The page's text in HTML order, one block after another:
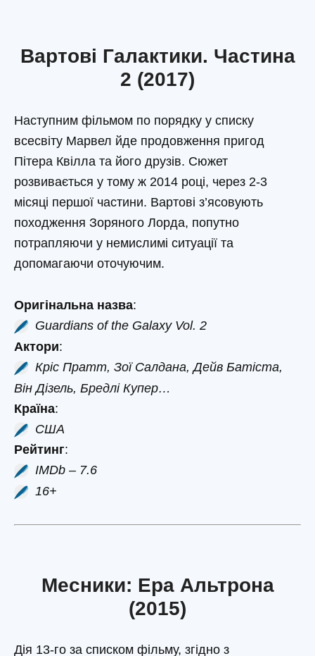
Вартові Галактики. Частина
2 (2017)
Наступним фільмом по порядку у списку
всесвіту Марвел йде продовження пригод
Пітера Квілла та його друзів. Сюжет
розвивається у тому ж 2014 році, через 2-3
місяці першої частини. Вартові з’ясовують
походження Зоряного Лорда, попутно
потрапляючи у немислимі ситуації та
допомагаючи оточуючим.
Оригінальна назва:
Guardians of the Galaxy Vol. 2
Актори:
Кріс Пратт, Зої Салдана, Дейв Батіста,
Він Дізель, Бредлі Купер…
Країна:
США
Рейтинг:
IMDb – 7.6
16+
Месники: Ера Альтрона
(2015)
Дія 13-го за списком фільму, згідно з